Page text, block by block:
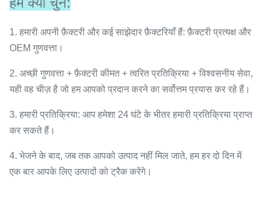
1. हमारी अपनी फ़ैक्टरी और कई साझेदार फ़ैक्टरियाँ हैं: फ़ैक्टरी प्रत्यक्ष और
OEM गुणवत्ता।
2. अच्छी गुणवत्ता + फ़ैक्टरी कीमत + त्वरित प्रतिक्रिया + विश्वसनीय सेवा,
यही वह चीज़ है जो हम आपको प्रदान करने का सर्वोत्तम प्रयास कर रहे हैं।
3. हमारी प्रतिक्रिया: आप हमेशा 24 घंटे के भीतर हमारी प्रतिक्रिया प्राप्त
कर सकते हैं।
4. भेजने के बाद, जब तक आपको उत्पाद नहीं मिल जाते, हम हर दो दिन में
एक बार आपके लिए उत्पादों को ट्रैक करेंगे।